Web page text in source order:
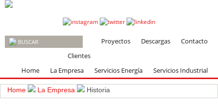
Contacto
Descargas
Proyectos
Clientes
Servicios Industrial
Servicios Energía
La Empresa
Home
Home La Empresa Historia